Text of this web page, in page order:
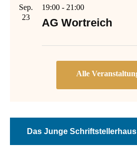
Sep.
23
19:00 - 21:00
AG Wortreich
Das Junge Schriftstellerhaus